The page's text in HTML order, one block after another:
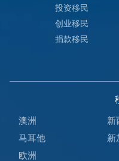
投资移民
创业移民
捐款移民
澳洲 新
马耳他
新
欧洲